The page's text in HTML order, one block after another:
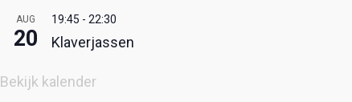
AUG
20
19:45 - 22:30
Klaverjassen
Bekijk kalender